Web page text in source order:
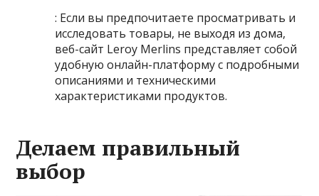
: Если вы предпочитаете просматривать и
исследовать товары, не выходя из дома,
веб-сайт Leroy Merlins представляет собой
удобную онлайн-платформу с подробными
описаниями и техническими
характеристиками продуктов.
Делаем правильный
выбор